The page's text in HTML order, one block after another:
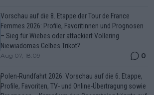
Vorschau auf die 8. Etappe der Tour de France
Femmes 2026: Profile, Favoritinnen und Prognosen
– Sieg für Wiebes oder attackiert Vollering
Niewiadomas Gelbes Trikot?
Aug 07, 18:09 0
Polen-Rundfahrt 2026: Vorschau auf die 6. Etappe,
Profile, Favoriten, TV- und Online-Übertragung sowie